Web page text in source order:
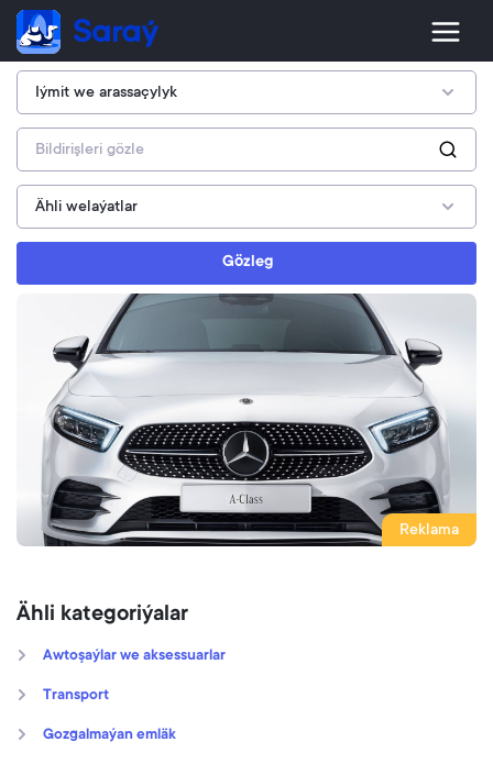
Gözleg
Reklama
Ähli kategoriýalar
Awtoşaýlar we aksessuarlar
Transport
Gozgalmaýan emläk